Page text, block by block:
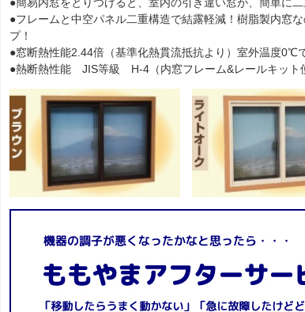
●フレームと中空パネル二重構造で結露軽減！樹脂製内窓
プ！
●窓断熱性能2.44倍（基準化熱貫流抵抗より）室外温度
●熱断熱性能 JIS等級 H-4（内窓フレーム&レールキット